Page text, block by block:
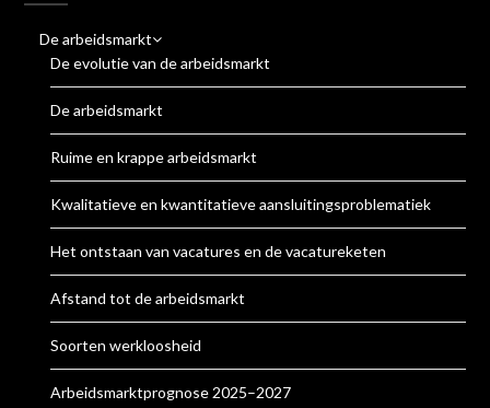
De arbeidsmarkt
De evolutie van de arbeidsmarkt
De arbeidsmarkt
Ruime en krappe arbeidsmarkt
Kwalitatieve en kwantitatieve aansluitingsproblematiek
Het ontstaan van vacatures en de vacatureketen
Afstand tot de arbeidsmarkt
Soorten werkloosheid
Arbeidsmarktprognose 2025–2027